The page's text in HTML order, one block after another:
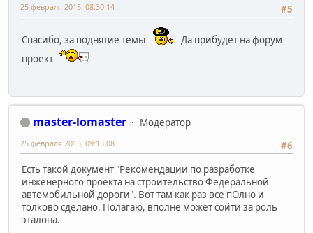
#5
25 февраля 2015, 08:30:14
Спасибо, за поднятие темы
Да прибудет на форум
проект
master-lomaster
Модератор
#6
25 февраля 2015, 09:13:08
Есть такой документ "Рекомендации по разработке
инженерного проекта на строительство Федеральной
автомобильной дороги". Вот там как раз все пОлно и
толково сделано. Полагаю, вполне может сойти за роль
эталона.